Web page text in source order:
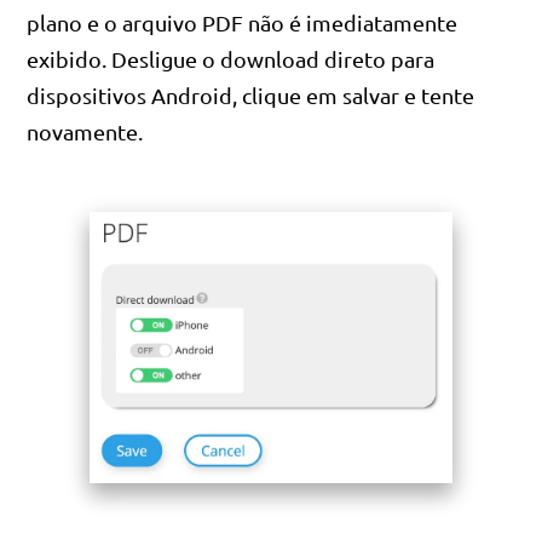
plano e o arquivo PDF não é imediatamente
exibido. Desligue o download direto para
dispositivos Android, clique em salvar e tente
novamente.